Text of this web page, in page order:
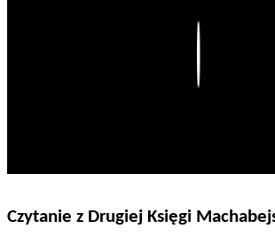
Czytanie z Drugiej Księgi